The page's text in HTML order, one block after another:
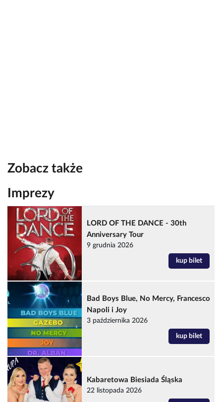
Zobacz także
Imprezy
LORD OF THE DANCE - 30th
Anniversary Tour
9 grudnia 2026
kup bilet
Bad Boys Blue, No Mercy, Francesco
Napoli i Joy
3 października 2026
kup bilet
Kabaretowa Biesiada Śląska
22 listopada 2026